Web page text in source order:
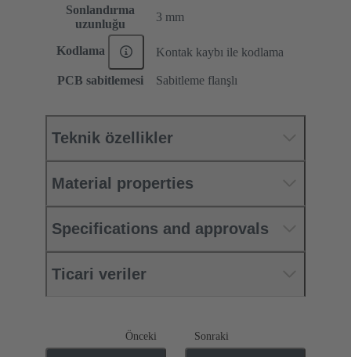
Sonlandırma
uzunluğu
3 mm
Kodlama Kontak kaybı ile kodlama
PCB sabitlemesi Sabitleme flanşlı
Teknik özellikler
Material properties
Specifications and approvals
Ticari veriler
Önceki Sonraki